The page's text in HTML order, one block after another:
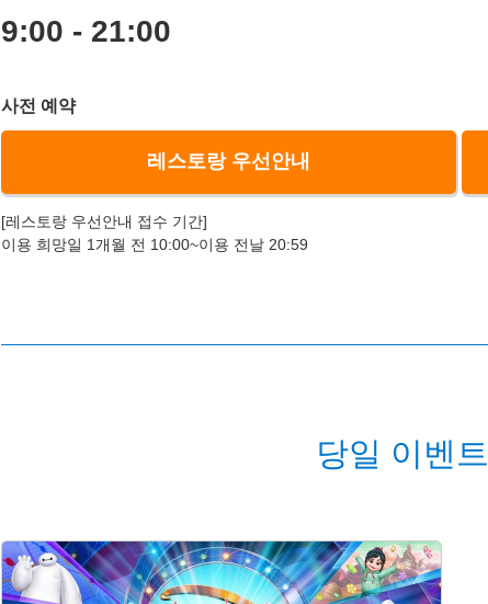
9:00 - 21:00
사전 예약
레스토랑 우선안내
[레스토랑 우선안내 접수 기간]
이용 희망일 1개월 전 10:00~이용 전날 20:59
당일 이벤